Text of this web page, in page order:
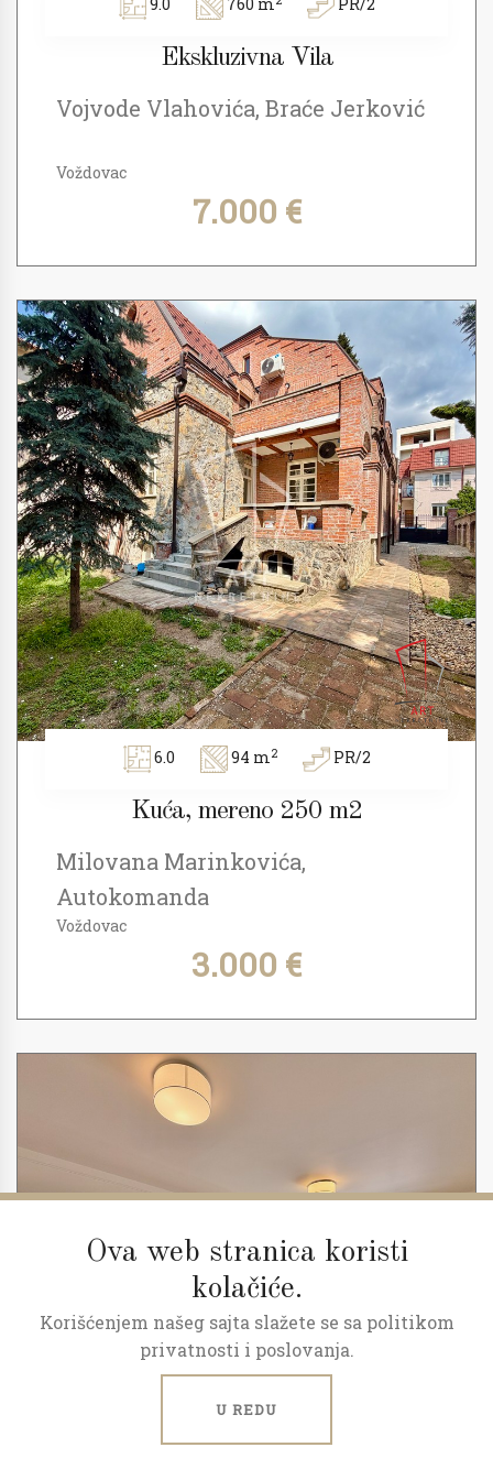
Ova web stranica koristi
kolačiće.
Korišćenjem našeg sajta slažete se sa politikom
privatnosti i poslovanja.
U REDU
Ekskluzivna Vila
Vojvode Vlahovića, Braće Jerković
Voždovac
7.000 €
6.0 94 m2 PR/2
Kuća, mereno 250 m2
Milovana Marinkovića,
Autokomanda
Voždovac
3.000 €